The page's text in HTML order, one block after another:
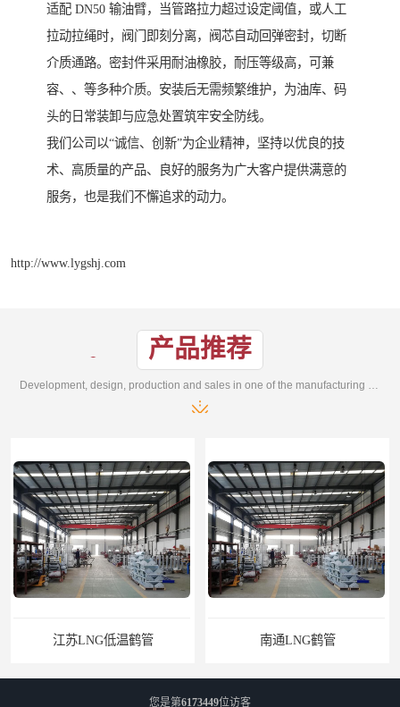
适配 DN50 输油臂，当管路拉力超过设定阈值，或人工
拉动拉绳时，阀门即刻分离，阀芯自动回弹密封，切断
介质通路。密封件采用耐油橡胶，耐压等级高，可兼
容、、等多种介质。安装后无需频繁维护，为油库、码
头的日常装卸与应急处置筑牢安全防线。
我们公司以“诚信、创新”为企业精神，坚持以优良的技
术、高质量的产品、良好的服务为广大客户提供满意的
服务，也是我们不懈追求的动力。
http://www.lygshj.com
产品推荐
Development, design, production and sales in one of the manufacturing enterprises
江苏LNG低温鹤管 南通LNG鹤管
您是第6173449位访客